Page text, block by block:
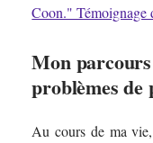
Coon." Témoignage
Mon
problèmes de
Au cours de ma